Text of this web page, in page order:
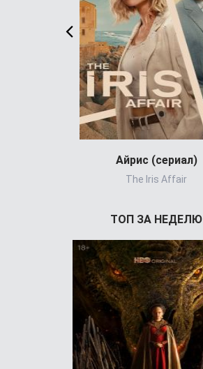
Айрис (сериал)
The Iris Affair
ТОП ЗА НЕДЕЛЮ